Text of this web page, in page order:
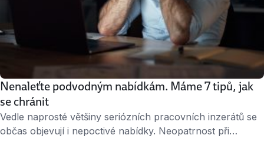
Nenaleťte podvodným nabídkám. Máme 7 tipů, jak
se chránit
Vedle naprosté většiny seriózních pracovních inzerátů se
občas objevují i nepoctivé nabídky. Neopatrnost při